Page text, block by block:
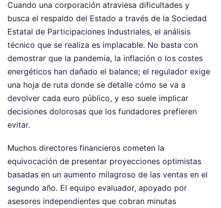
Cuando una corporación atraviesa dificultades y
busca el respaldo del Estado a través de la Sociedad
Estatal de Participaciones Industriales, el análisis
técnico que se realiza es implacable. No basta con
demostrar que la pandemia, la inflación o los costes
energéticos han dañado el balance; el regulador exige
una hoja de ruta donde se detalle cómo se va a
devolver cada euro público, y eso suele implicar
decisiones dolorosas que los fundadores prefieren
evitar.
Muchos directores financieros cometen la
equivocación de presentar proyecciones optimistas
basadas en un aumento milagroso de las ventas en el
segundo año. El equipo evaluador, apoyado por
asesores independientes que cobran minutas